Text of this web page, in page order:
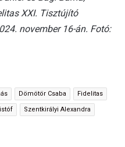
XXI. Tisztújító
november 16-án. Fotó:
Dömötör Csaba Fidelitas
Szentkirályi Alexandra